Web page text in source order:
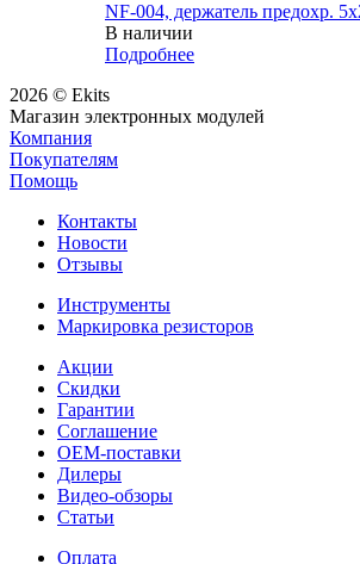
NF-004, держатель предохр.
В наличии
Подробнее
2026 © Ekits
Магазин электронных модулей
Компания
Покупателям
Помощь
Контакты
Новости
Отзывы
Инструменты
Маркировка резисторов
Акции
Скидки
Гарантии
Соглашение
OEM-поставки
Дилеры
Видео-обзоры
Статьи
Оплата